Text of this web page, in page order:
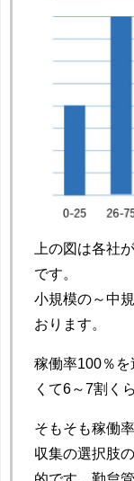
上の図は各社
です。
小規模の～中
おります。
稼働率100％
くて6～7割く
そもそも稼働
収集の選択肢
的です。勤怠